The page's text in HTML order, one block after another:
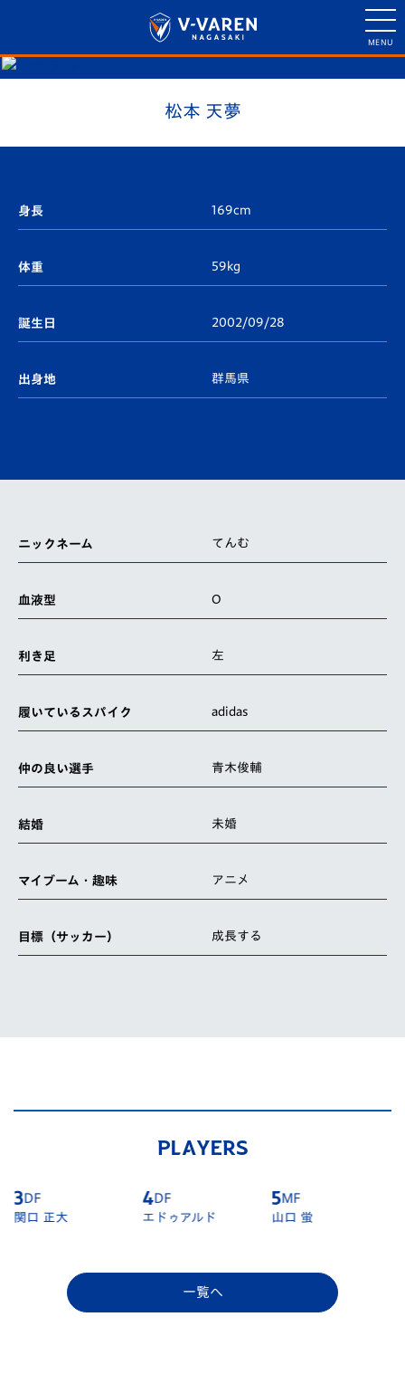
松本 天夢
身長 169cm
体重 59kg
誕生日 2002/09/28
出身地 群馬県
ニックネーム てんむ
血液型 O
利き足 左
履いているスパイク adidas
仲の良い選手 青木俊輔
結婚 未婚
マイブーム・趣味 アニメ
目標（サッカー） 成長する
PLAYERS
4DF
エドゥアルド
5MF
山口 蛍
6DF
江川 湧清
一覧へ